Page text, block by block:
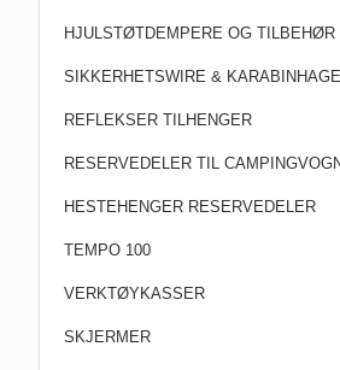
HJULSTØTDEMPERE OG TILBEHØR
SIKKERHETSWIRE & KARABINHAGE
REFLEKSER TILHENGER
RESERVEDELER TIL
HESTEHENGER RESERVEDELER
TEMPO 100
VERKTØYKASSER
SKJERMER